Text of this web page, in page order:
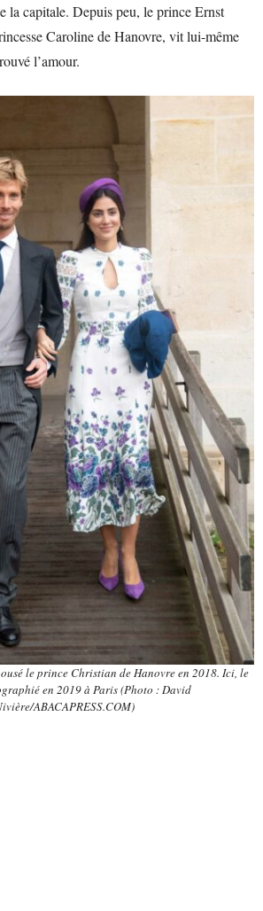
la capitale. Depuis peu, le prince Ernst
Caroline de Hanovre, vit lui-même
l’amour.
le prince Christian de Hanovre en 2018. Ici, le
en 2019 à Paris (Photo : David
ABACAPRESS.COM)